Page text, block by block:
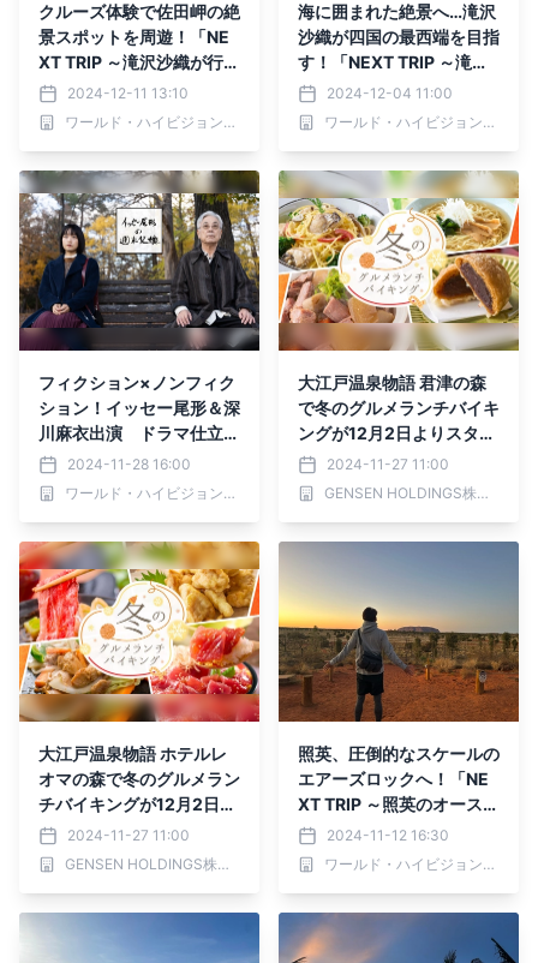
クルーズ体験で佐田岬の絶
景スポットを周遊！「NE
XT TRIP ～滝沢沙織が行
く！絶景とグルメの佐田岬
旅 後編～」 12月12日(木)
夕方6時30分からBS12で
2024-12-11 13:10
ワールド・ハイビジョン・チャンネル株式会社
海に囲まれた絶景へ…滝沢
沙織が四国の最西端を目指
す！「NEXT TRIP ～滝沢
沙織が行く！絶景とグルメ
の佐田岬旅 前編～」12月5
日(木)夕方6時30分からB
2024-12-04 11:00
ワールド・ハイビジョン・チャンネル株式会社
フィクション×ノンフィク
ション！イッセー尾形＆深
川麻衣出演 ドラマ仕立て
の旅番組 「イッセー尾形
の週末父娘（おやこ）」2
025年1月14日（火）よる
放送スタート
2024-11-28 16:00
ワールド・ハイビジョン・チャンネル株式会社
大江戸温泉物語 君津の森
で冬のグルメランチバイキ
ングが12月2日よりスター
ト
2024-11-27 11:00
GENSEN HOLDINGS株式会社
大江戸温泉物語 ホテルレ
オマの森で冬のグルメラン
チバイキングが12月2日よ
りスタート
2024-11-27 11:00
GENSEN HOLDINGS株式会社
照英、圧倒的なスケールの
エアーズロックへ！「NE
XT TRIP ～照英のオースト
ラリア・ウルルの旅～」11
月14日(木)夕方6時30分か
らBS12で放送！
2024-11-12 16:30
ワールド・ハイビジョン・チャンネル株式会社